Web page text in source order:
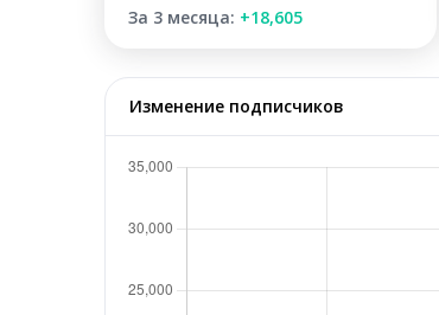
За 3 месяца: +18,605
Изменение подписчиков